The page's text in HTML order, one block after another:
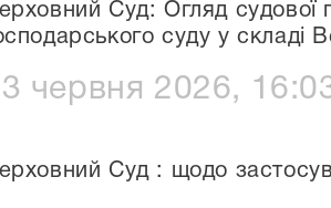
Суд: Огляд судової
суду у складі
червня 2026,
Суд : щодо